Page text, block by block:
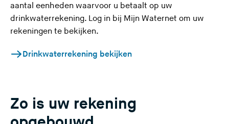
aantal eenheden waarvoor u betaalt op uw
drinkwaterrekening. Log in bij Mijn Waternet om uw
rekeningen te bekijken.
Drinkwaterrekening bekijken
Zo is uw rekening